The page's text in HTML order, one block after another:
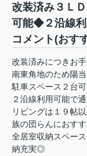
改装済み３Ｌ
可能◆２沿線
コメント(おす
改装済みにつきお
南東角地のため陽
駐車スペース２台
２沿線利用可能で
リビングは１９帖
族の団らんにおす
全居室収納スペー
納充実◎